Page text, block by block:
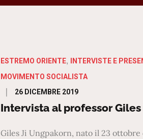
ESTREMO ORIENTE
INTERVISTE E
MOVIMENTO SOCIALISTA
Posted
on
26 DICEMBRE 2019
Intervista al professor
Giles Ji Ungpakorn, nato il 23 ottobre